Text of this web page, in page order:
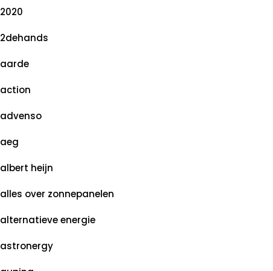
2020
2dehands
aarde
action
advenso
aeg
albert heijn
alles over zonnepanelen
alternatieve energie
astronergy